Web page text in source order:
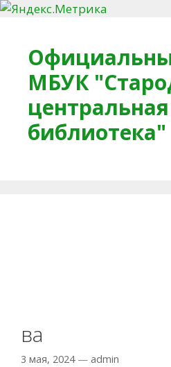
МБУК
центральная
библиотека"
ва
3 мая, 2024 — admin